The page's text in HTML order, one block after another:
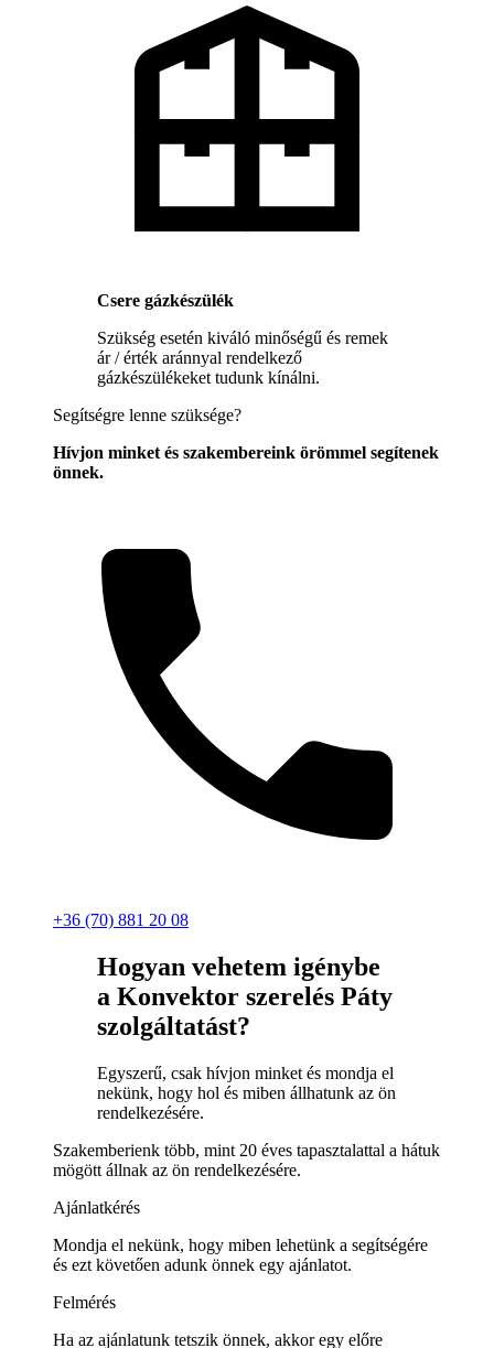
Csere gázkészülék
Szükség esetén kiváló minőségű és remek
ár / érték aránnyal rendelkező
gázkészülékeket tudunk kínálni.
Segítségre lenne szüksége?
Hívjon minket és szakembereink örömmel segítenek
önnek.
+36 (70) 881 20 08
Hogyan vehetem igénybe
a Konvektor szerelés Páty
szolgáltatást?
Egyszerű, csak hívjon minket és mondja el
nekünk, hogy hol és miben állhatunk az ön
rendelkezésére.
Szakemberienk több, mint 20 éves tapasztalattal a hátuk
mögött állnak az ön rendelkezésére.
Ajánlatkérés
Mondja el nekünk, hogy miben lehetünk a segítségére
és ezt követően adunk önnek egy ajánlatot.
Felmérés
Ha az ajánlatunk tetszik önnek, akkor egy előre